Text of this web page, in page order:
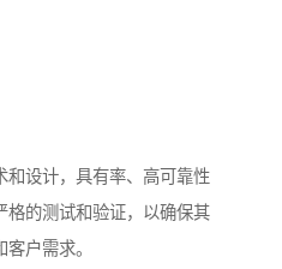
和设计，具有率、高可靠性
格的测试和验证，以确保其
户需求。